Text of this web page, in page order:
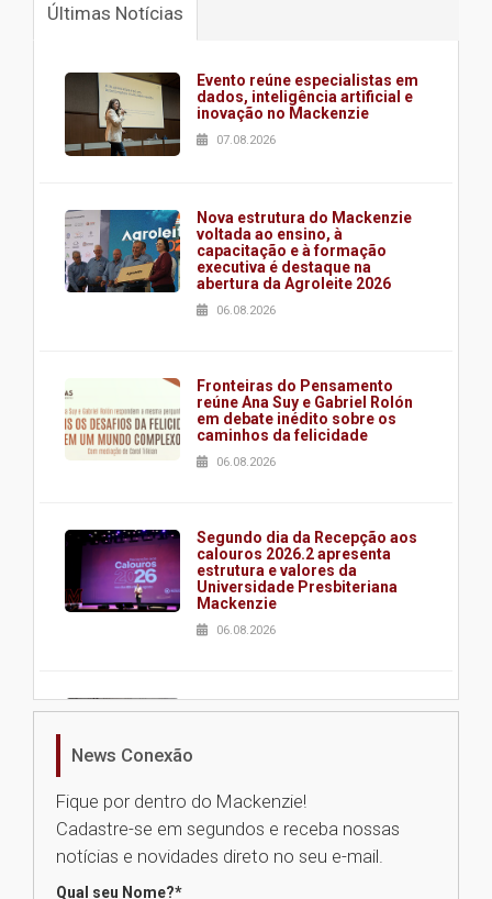
Últimas Notícias
Evento reúne especialistas em
dados, inteligência artificial e
inovação no Mackenzie
07.08.2026
Nova estrutura do Mackenzie
voltada ao ensino, à
capacitação e à formação
executiva é destaque na
abertura da Agroleite 2026
06.08.2026
Fronteiras do Pensamento
reúne Ana Suy e Gabriel Rolón
em debate inédito sobre os
caminhos da felicidade
06.08.2026
Segundo dia da Recepção aos
calouros 2026.2 apresenta
estrutura e valores da
Universidade Presbiteriana
Mackenzie
06.08.2026
Nova apresentação do Centro
Universidade Mackenzie
realizará nova edição da Feira
News Conexão
Fique por dentro do Mackenzie!
Cadastre-se em segundos e receba nossas
notícias e novidades direto no seu e-mail.
Qual seu Nome?*